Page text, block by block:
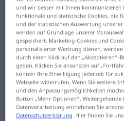
Übersicht aller
(Für mehr Details die Übersetzung
сломанная игрушка...
Beispiele
ein zerbrochenesGlas
und wir besser mit Ihnen kommunizieren
funktionale und statistische Cookies, die
und der statistischen Auswertung
werden auf Grundlage unserer
gespeichert. Marketing-Cookies und
personalisierter Werbung dienen,
durch einen Klick auf den „Akzeptieren“-
geben. Klicken Sie ansonsten auf
können Ihre Einwilligung jederzeit für
Webseite widerrufen. Wenn Sie weitere
und den Anpassungsmöglichkeiten
Button „Mehr Optionen“. Weitergehende
Datenverarbeitung entnehmen Sie
Datenschutzerklärung. Hier finden Sie